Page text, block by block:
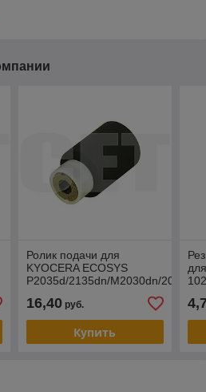
Ролик подачи для
KYOCERA ECOSYS
P2035d/2135dn/M2030dn/2035dn/
302F906230
16,40руб.
Купить